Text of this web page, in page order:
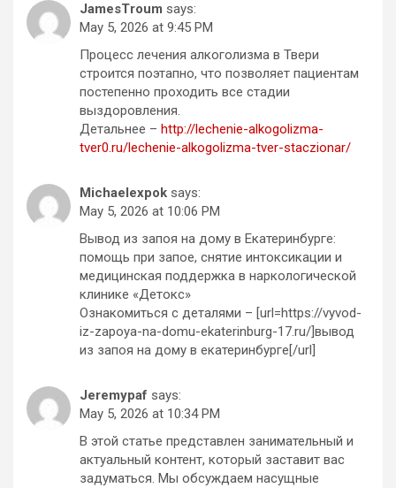
JamesTroum says:
May 5, 2026 at 9:45 PM
Процесс лечения алкоголизма в Твери
строится поэтапно, что позволяет пациентам
постепенно проходить все стадии
выздоровления.
Детальнее – http://lechenie-alkogolizma-
tver0.ru/lechenie-alkogolizma-tver-staczionar/
Michaelexpok says:
May 5, 2026 at 10:06 PM
Вывод из запоя на дому в Екатеринбурге:
помощь при запое, снятие интоксикации и
медицинская поддержка в наркологической
клинике «Детокс»
Ознакомиться с деталями – [url=https://vyvod-
iz-zapoya-na-domu-ekaterinburg-17.ru/]вывод
из запоя на дому в екатеринбурге[/url]
Jeremypaf says:
May 5, 2026 at 10:34 PM
В этой статье представлен занимательный и
актуальный контент, который заставит вас
задуматься. Мы обсуждаем насущные